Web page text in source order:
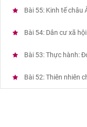
Bài 55: Kinh tế châu
Bài 54: Dân cư xã
Bài 53: Thực hành:
Bài 52: Thiên nhiên